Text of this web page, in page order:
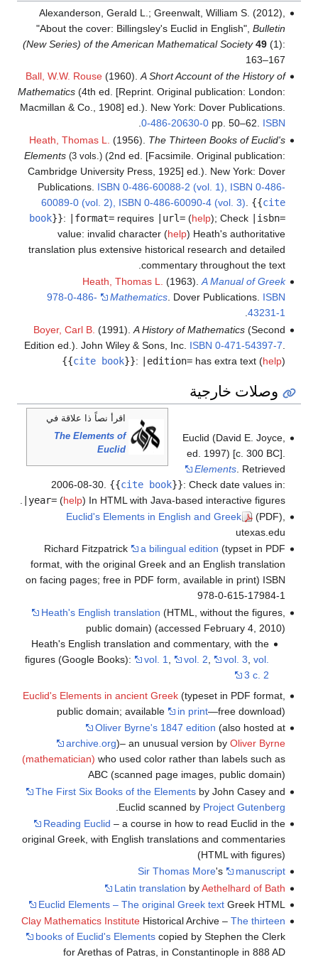
Alexanderson, Gerald L.; Greenwalt, William S. (2012),
"About the cover: Billingsley's Euclid in English", Bulletin
(New Series) of the American Mathematical Society 49(1):
163–167
Ball, W.W. Rouse(1960).A Short Account of the History of
Mathematics(4th ed. [Reprint. Original publication: London:
Macmillan & Co., 1908] ed.). New York: Dover Publications.
pp. 50–62. ISBN
0-486-20630-0
.
Heath, Thomas L.
(1956). The Thirteen Books of Euclid's
Elements (3 vols.)(2nd ed. [Facsimile. Original publication:
Cambridge University Press, 1925] ed.). New York: Dover
Publications. ISBN 0-486-60088-2 (vol. 1), ISBN 0-486-
60089-0 (vol. 2), ISBN 0-486-60090-4 (vol. 3)
{{cite
book}}: |format=requires |url=(help); Check
|isbn=
value: invalid character (help) Heath's authoritative
translation plus extensive historical research and detailed
commentary throughout the text.
Heath, Thomas L.
(1963). A Manual of Greek
Mathematics. Dover Publications. ISBN
978-0-486-
43231-1
Boyer, Carl B. (1991). A History of Mathematics(Second
Edition ed.). John Wiley & Sons, Inc. ISBN 0-471-54397-7
{{cite book}}: |edition=has extra text (help)
وصلات خارجية
اقرأ نصاً ذا علاقة في
The Elements of
Euclid
Euclid (David E. Joyce,
ed. 1997) [c. 300 BC].
Elements. Retrieved
2006-08-30. {{cite book}}: Check date values in:
|year=(help) In HTML with Java-based interactive figures.
Euclid's Elements in English and Greek
(PDF),
utexas.edu
Richard Fitzpatrick
a bilingual edition (typset in PDF
format, with the original Greek and an English translation
on facing pages; free in PDF form, available in print) ISBN
978-0-615-17984-1
Heath's English translation (HTML, without the figures,
public domain) (accessed February 4, 2010)
Heath's English translation and commentary, with the
figures (Google Books):
vol. 1 vol. 2 vol. 3 ,vol.
3 c. 2
Euclid's Elements in ancient Greek(typeset in PDF format,
public domain; available
in print—free download)
Oliver Byrne's 1847 edition (also hosted at
archive.org)– an unusual version by Oliver Byrne
(mathematician) who used color rather than labels such as
ABC (scanned page images, public domain)
The First Six Books of the Elementsby John Casey and
Euclid scanned by Project Gutenberg
Reading Euclid – a course in how to read Euclid in the
original Greek, with English translations and commentaries
(HTML with figures)
Sir Thomas More's
manuscript
Latin translation byAethelhard of Bath
Euclid Elements – The original Greek textGreek HTML
Clay Mathematics InstituteHistorical Archive – The thirteen
books of Euclid's Elementscopied by Stephen the Clerk
for Arethas of Patras, in Constantinople in 888 AD